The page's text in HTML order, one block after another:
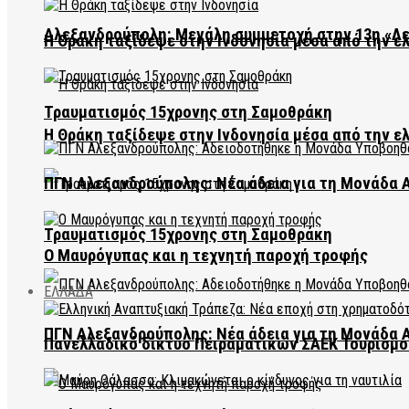
Αλεξανδρούπολη: Μεγάλη συμμετοχή στην 13η
Η Θράκη ταξίδεψε στην Ινδονησία μέσα από την
Τραυματισμός 15χρονης στη Σαμοθράκη
ΠΓΝ Αλεξανδρούπολης: Νέα άδεια για τη Μονάδα
Η Θράκη ταξίδεψε στην Ινδονησία μέσα από την
Τραυματισμός 15χρονης στη Σαμοθράκη
ΠΓΝ Αλεξανδρούπολης: Νέα άδεια για τη Μονάδα
Ο Μαυρόγυπας και η τεχνητή παροχή τροφής
ΕΛΛΑΔΑ
Πανελλαδικό δίκτυο Πειραματικών ΣΑΕΚ